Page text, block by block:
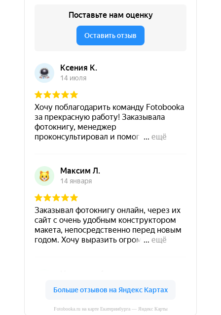
Fotobooka.ru на карте Екатеринбурга — Яндекс Карты